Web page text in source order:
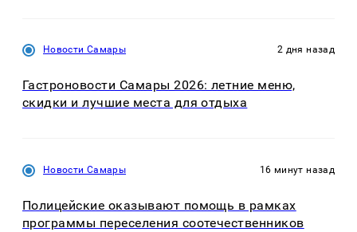
Новости Самары 2 дня назад
Гастроновости Самары 2026: летние меню,
скидки и лучшие места для отдыха
Новости Самары 16 минут назад
Полицейские оказывают помощь в рамках
программы переселения соотечественников